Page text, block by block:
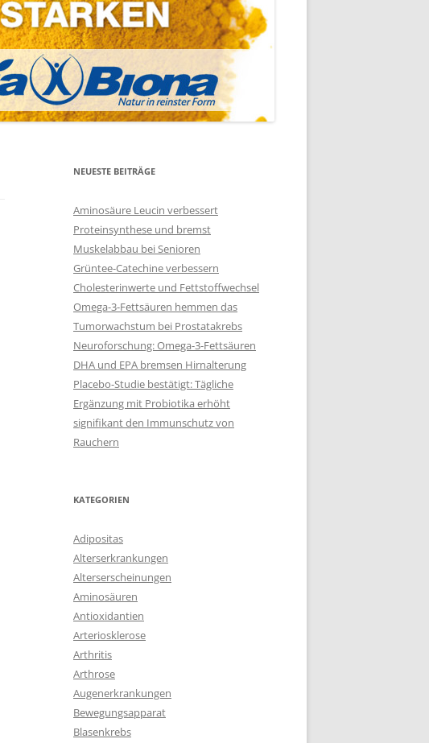
NEUESTE BEITRÄGE
Aminosäure Leucin verbessert
Proteinsynthese und bremst
Muskelabbau bei Senioren
Grüntee-Catechine verbessern
Cholesterinwerte und Fettstoffwechsel
Omega-3-Fettsäuren hemmen das
Tumorwachstum bei Prostatakrebs
Neuroforschung: Omega-3-Fettsäuren
DHA und EPA bremsen Hirnalterung
Placebo-Studie bestätigt: Tägliche
Ergänzung mit Probiotika erhöht
signifikant den Immunschutz von
Rauchern
KATEGORIEN
Adipositas
Alterserkrankungen
Alterserscheinungen
Aminosäuren
Antioxidantien
Arteriosklerose
Arthritis
Arthrose
Augenerkrankungen
Bewegungsapparat
Blasenkrebs